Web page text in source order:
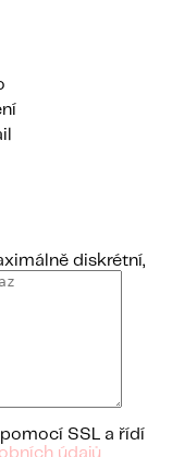
diskrétní,
SSL a řídí
údajů